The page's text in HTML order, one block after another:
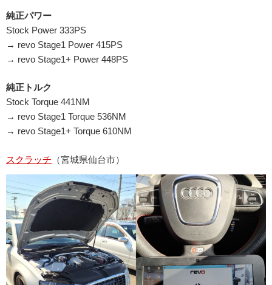
純正パワー
Stock Power 333PS
→ revo Stage1 Power 415PS
→ revo Stage1+ Power 448PS
純正トルク
Stock Torque 441NM
→ revo Stage1 Torque 536NM
→ revo Stage1+ Torque 610NM
スクラッチ （宮城県仙台市）